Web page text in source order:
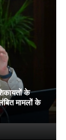
के
मामलों के